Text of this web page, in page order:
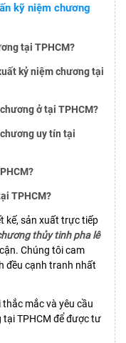
kỹ niệm chương
tại TPHCM?
kỷ niệm chương tại
ở tại TPHCM?
uy tín tại
TPHCM?
kế, sản xuất trực tiếp
thủy tinh pha lê
Chúng tôi cam
đều cạnh tranh nhất
thắc mắc và yêu cầu
tại TPHCM để được tư